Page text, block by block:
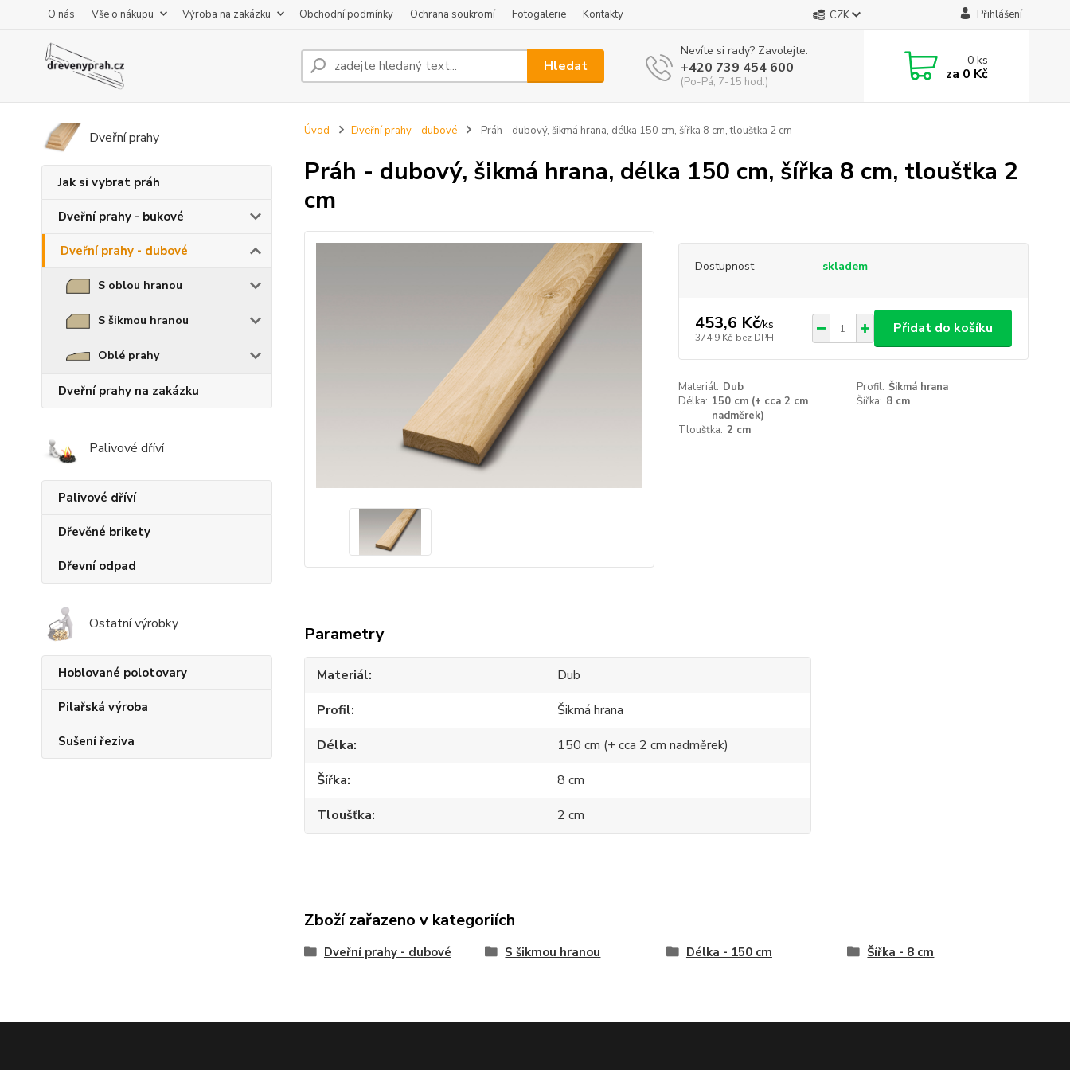
O nás Vše o nákupu Výroba na zakázku Obchodní podmínky Ochrana soukromí Fotogalerie Kontakty CZK Přihlášení
Hledat
Nevíte si rady? Zavolejte.
+420 739 454 600
(Po-Pá, 7-15 hod.)
0ks
za 0 Kč
Dveřní prahy
Jak si vybrat práh
Dveřní prahy - bukové
Dveřní prahy - dubové
S oblou hranou
S šikmou hranou
Oblé prahy
Dveřní prahy na zakázku
Palivové dříví
Palivové dříví
Dřevěné brikety
Dřevní odpad
Ostatní výrobky
Hoblované polotovary
Pilařská výroba
Sušení řeziva
Úvod Dveřní prahy - dubové Práh - dubový, šikmá hrana, délka 150 cm, šířka 8 cm, tloušťka 2 cm
Práh - dubový, šikmá hrana, délka 150 cm, šířka 8 cm, tloušťka 2
cm
Dostupnost skladem
453,6 Kč/ks
374,9 Kč bez DPH
Přidat do košíku
Materiál: Dub Profil: Šikmá hrana
Délka: 150 cm (+ cca 2 cm
nadměrek)
Šířka: 8 cm
Tloušťka: 2 cm
Parametry
Materiál
Dub
Profil
Šikmá hrana
Délka
150 cm (+ cca 2 cm nadměrek)
Šířka
8 cm
Tloušťka
2 cm
Zboží zařazeno v kategoriích
Dveřní prahy - dubové S šikmou hranou Délka - 150 cm Šířka - 8 cm